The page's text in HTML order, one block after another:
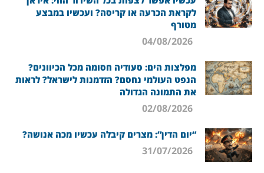
לקראת הכרעה או קריסה? ועכשיו במבצע
מטורף
מפלצות הים: סעודיה חסומה מכל הכיוונים?
הנפט העולמי נחסם? הזדמנות לישראל? לראות
את התמונה הגדולה
“יום הדין”: מצרים קיבלה עכשיו מכה אנושה?